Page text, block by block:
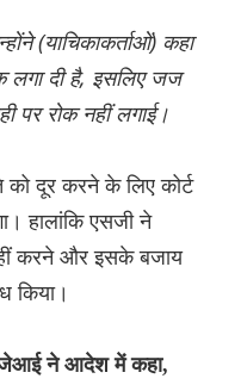
(याचिकाकर्ताओं) कहा
लगा दी है, इसलिए जज
पर रोक नहीं लगाई।
दूर करने के लिए कोर्ट
हालांकि एसजी ने
करने और इसके बजाय
किया।
ने आदेश में कहा,